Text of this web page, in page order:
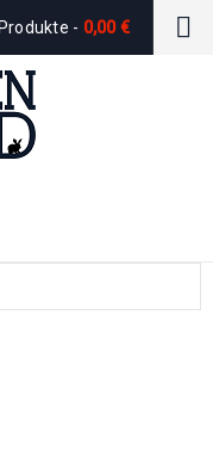
- 0,00€